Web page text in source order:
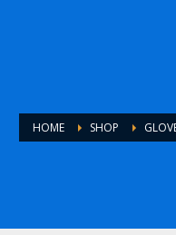
HOME SHOP